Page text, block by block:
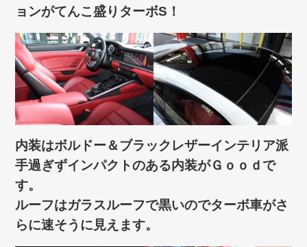
ョンがてんこ盛りターボS！
内装はボルドー＆ブラックレザーインテリア派
手過ぎずインパクトのある内装がＧｏｏｄで
す。
ルーフはガラスルーフで黒いのでターボ車がさ
らに速そうに見えます。